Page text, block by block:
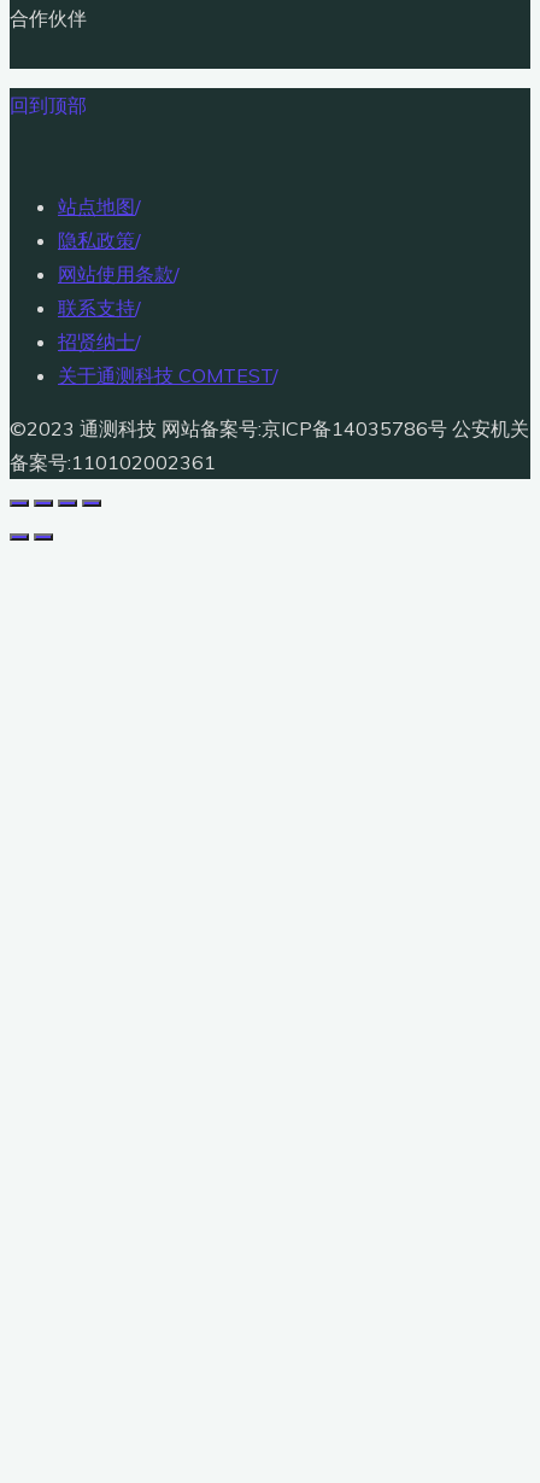
合作伙伴
回到顶部
站点地图/
隐私政策/
网站使用条款/
联系支持/
招贤纳士/
关于通测科技 COMTEST/
©2023 通测科技 网站备案号:京ICP备14035786号 公安机关
备案号:110102002361